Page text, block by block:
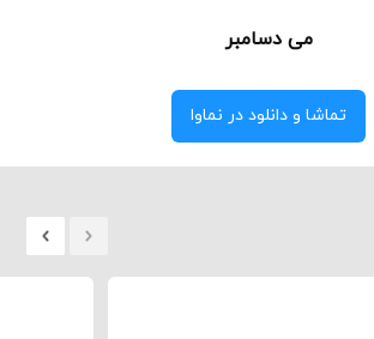
می دسامبر
تماشا و دانلود در نماوا